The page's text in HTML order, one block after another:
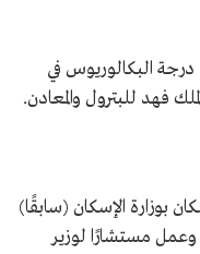
البكالوريوس في
فهد للبترول والمعادن.
بوزارة الإسكان (سابقًا)
1433هـ/2012م-1436هـ/2015م، وعمل مستشارًا لوزير